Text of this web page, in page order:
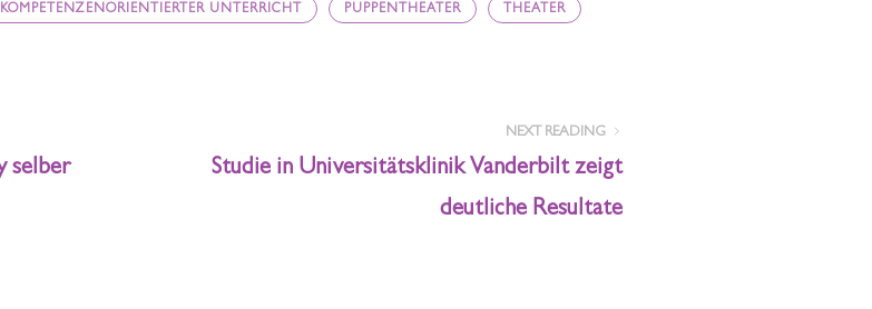
KOMPETENZENORIENTIERTER UNTERRICHT PUPPENTHEATER THEATER
selber
NEXT READING
Studie in Universitätsklinik Vanderbilt zeigt
deutliche Resultate